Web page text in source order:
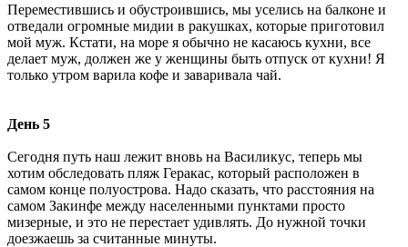
Переместившись и обустроившись, мы уселись на балконе и
отведали огромные мидии в ракушках, которые приготовил
мой муж. Кстати, на море я обычно не касаюсь кухни, все
делает муж, должен же у женщины быть отпуск от кухни! Я
только утром варила кофе и заваривала чай.
День 5
Сегодня путь наш лежит вновь на Василикус, теперь мы
хотим обследовать пляж Геракас, который расположен в
самом конце полуострова. Надо сказать, что расстояния на
самом Закинфе между населенными пунктами просто
мизерные, и это не перестает удивлять. До нужной точки
доезжаешь за считанные минуты.